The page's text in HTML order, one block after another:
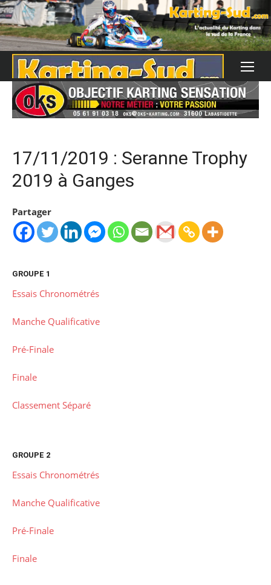
Skip
to
content
17/11/2019 : Seranne Trophy
2019 à Ganges
Partager
GROUPE 1
Essais Chronométrés
Manche Qualificative
Pré-Finale
Finale
Classement Séparé
GROUPE 2
Essais Chronométrés
Manche Qualificative
Pré-Finale
Finale